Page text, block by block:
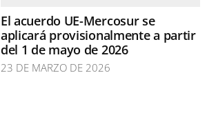
El acuerdo UE-Mercosur se
aplicará provisionalmente a partir
del 1 de mayo de 2026
23 DE MARZO DE 2026